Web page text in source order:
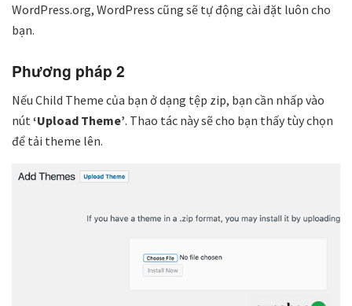
WordPress.org, WordPress cũng sẽ tự động cài đặt luôn cho
bạn.
Phương pháp 2
Nếu Child Theme của bạn ở dạng tệp zip, bạn cần nhấp vào
nút‘Upload Theme’. Thao tác này sẽ cho bạn thấy tùy chọn
để tải theme lên.